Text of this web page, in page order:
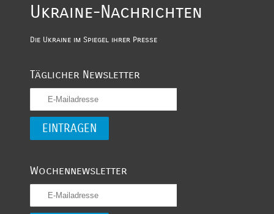
Ukraine-Nachrichten
Die Ukraine im Spiegel ihrer Presse
Täglicher Newsletter
Wochennewsletter